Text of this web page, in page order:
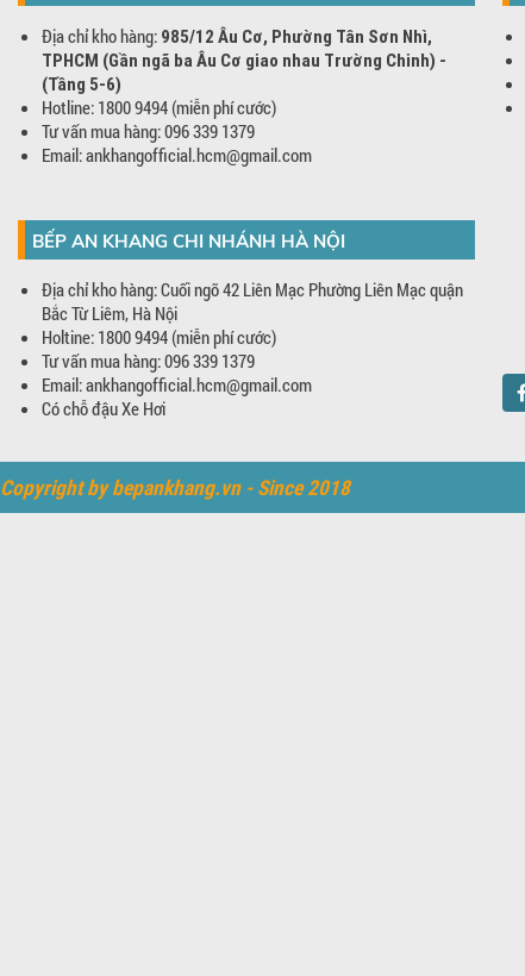
Địa chỉ kho hàng: 985/12 Âu Cơ, Phường Tân Sơn Nhì,
TPHCM (Gần ngã ba Âu Cơ giao nhau Trường Chinh) -
(Tầng 5-6)
Hotline: 1800 9494 (miễn phí cước)
Tư vấn mua hàng: 096 339 1379
Email: ankhangofficial.hcm@gmail.com
BẾP AN KHANG CHI NHÁNH HÀ NỘI
Địa chỉ kho hàng: Cuối ngõ 42 Liên Mạc Phường Liên Mạc quận
Bắc Từ Liêm, Hà Nội
Holtine: 1800 9494 (miễn phí cước)
Tư vấn mua hàng: 096 339 1379
Email: ankhangofficial.hcm@gmail.com
Có chỗ đậu Xe Hơi
Copyright by bepankhang.vn - Since 2018